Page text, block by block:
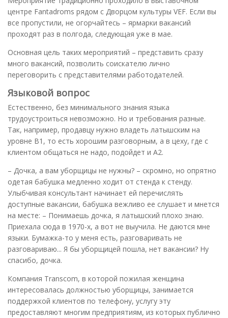
центре Fantadroms рядом с Дворцом культуры VEF. Если вы
все пропустили, не огорчайтесь – ярмарки вакансий
проходят раз в полгода, следующая уже в мае.
Основная цель таких мероприятий – представить сразу
много вакансий, позволить соискателю лично
переговорить с представителями работодателей.
Языковой вопрос
Естественно, без минимального знания языка
трудоустроиться невозможно. Но и требования разные.
Так, например, продавцу нужно владеть латышским на
уровне B1, то есть хорошим разговорным, а в цеху, где с
клиентом общаться не надо, подойдет и А2.
– Дочка, а вам уборщицы не нужны? – скромно, но опрятно
одетая бабушка медленно ходит от стенда к стенду.
Улыбчивая консультант начинает ей перечислять
доступные вакансии, бабушка вежливо ее слушает и мнется
на месте: – Понимаешь дочка, я латышский плохо знаю.
Приехала сюда в 1970-х, а вот не выучила. Не даются мне
языки. Бумажка-то у меня есть, разговаривать не
разговариваю... Я бы уборщицей пошла, нет вакансии? Ну
спасибо, дочка.
Компания Transcom, в которой пожилая женщина
интересовалась должностью уборщицы, занимается
поддержкой клиентов по телефону, услугу эту
предоставляют многим предприятиям, из которых публично